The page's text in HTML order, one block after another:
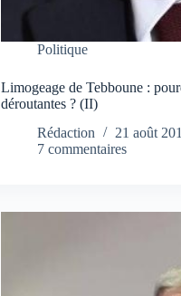
Politique
Limogeage de Tebboune :
déroutantes ? (II)
Rédaction
21 août
7 commentaires